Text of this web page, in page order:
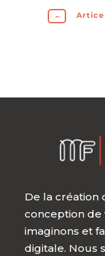
←
De la création
conception de
imaginons et
digitale. Nous